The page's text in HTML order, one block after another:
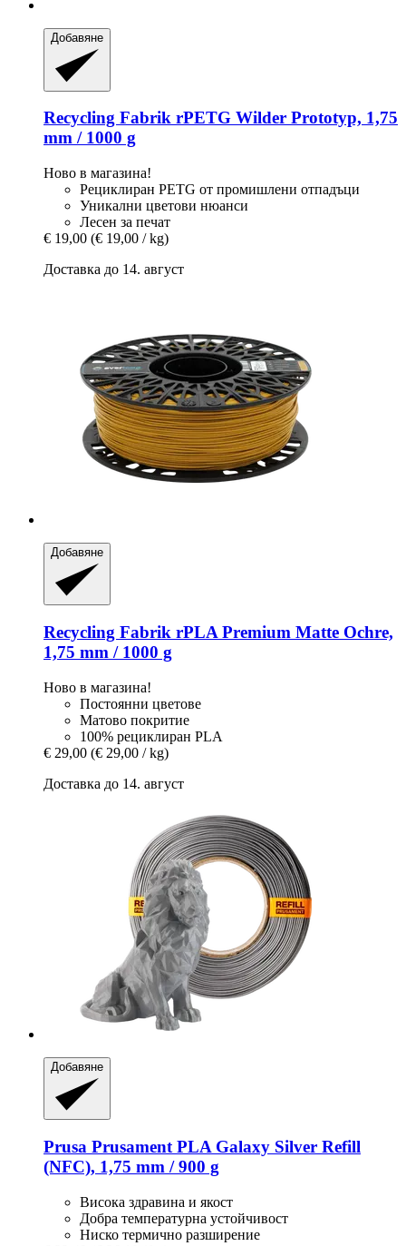
Добавяне
Recycling Fabrik rPETG Wilder Prototyp, 1,75
mm / 1000 g
Ново в магазина!
Рециклиран PETG от промишлени отпадъци
Уникални цветови нюанси
Лесен за печат
€ 19,00 (€ 19,00 / kg)
Доставка до 14. август
Добавяне
Recycling Fabrik rPLA Premium Matte Ochre,
1,75 mm / 1000 g
Ново в магазина!
Постоянни цветове
Матово покритие
100% рециклиран PLA
€ 29,00 (€ 29,00 / kg)
Доставка до 14. август
Добавяне
Prusa Prusament PLA Galaxy Silver Refill
(NFC), 1,75 mm / 900 g
Висока здравина и якост
Добра температурна устойчивост
Ниско термично разширение